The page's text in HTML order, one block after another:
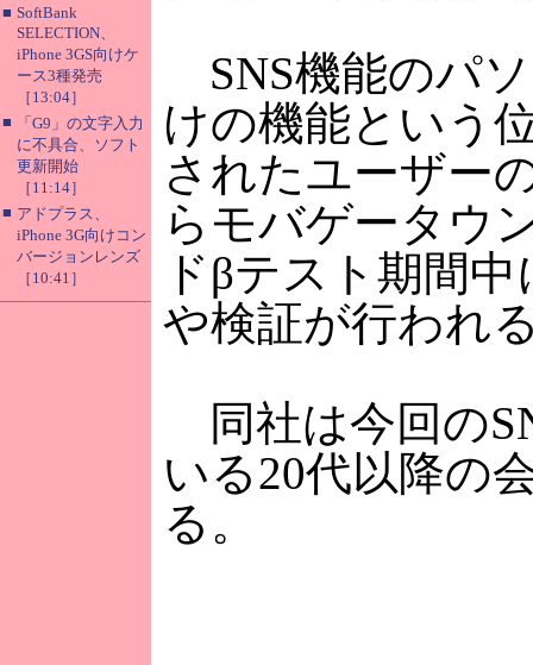
■ SoftBank
SELECTION、
iPhone 3GS向けケ
ース3種発売
［13:04］
■
「G9」の文字入力
に不具合、ソフト
更新開始
［11:14］
■ アドプラス、
iPhone 3G向けコン
バージョンレンズ
［10:41］
SNS機能のパ
けの機能という
されたユーザー
らモバゲータウ
ドβテスト期間
や検証が行われ
同社は今回の
いる20代以降の
る。